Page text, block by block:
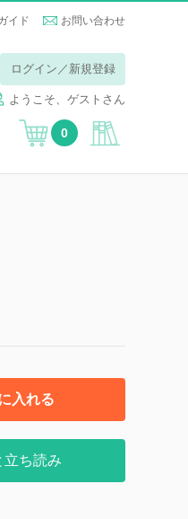
イド お問い合わせ
ログイン／新規登録
ようこそ、ゲストさん
0
入れる
立ち読み